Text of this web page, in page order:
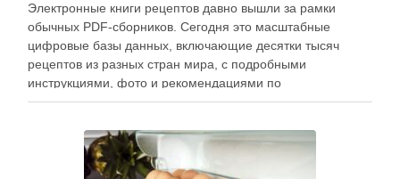
Электронные книги рецептов давно вышли за рамки
обычных PDF-сборников. Сегодня это масштабные
цифровые базы данных, включающие десятки тысяч
рецептов из разных стран мира, с подробными
инструкциями, фото и рекомендациями по
приготовлению. В отличие от печатных изданий,
контент, расширять коллекции блюд и добавлять новые
функции. Ниже …